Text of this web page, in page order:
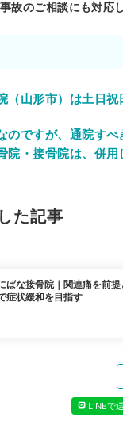
故のご相談にも対応
（山形市）は土日祝
のですが、通院すべ
院・接骨院は、併用
た記事
ばな接骨院｜関連痛を前
症状緩和を目指す
LINEで